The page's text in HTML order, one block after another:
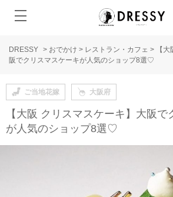
DRESSY > おでかけ > レストラン・カフェ >
【
阪でクリスマスケーキが人気のショップ8選♡
ご当地花嫁 大阪府
【大阪 クリスマスケーキ】大阪で
が人気のショップ8選♡